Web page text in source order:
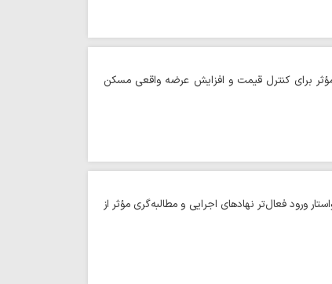
مؤثر برای کنترل قیمت و افزایش عرضه واقعی مسکن
فعال‌تر نهادهای اجرایی و مطالبه‌گری مؤثر از